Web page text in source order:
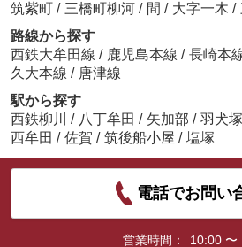
筑紫町 / 三橋町柳河 / 間 / 大字一木 /
路線から探す
西鉄大牟田線 / 鹿児島本線 / 長崎本
久大本線 / 唐津線
駅から探す
西鉄柳川
/ 八丁牟田 / 矢加部 / 羽犬塚
西牟田 / 佐賀 / 筑後船小屋 / 塩塚
電話でお問い
営業時間： 10:00 〜